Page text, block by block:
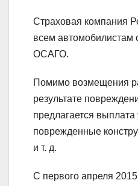
Страховая компания
всем автомобилистам
ОСАГО.
Помимо возмещения
результате
предлагается выплата
поврежденные
и т. д.
С первого апреля